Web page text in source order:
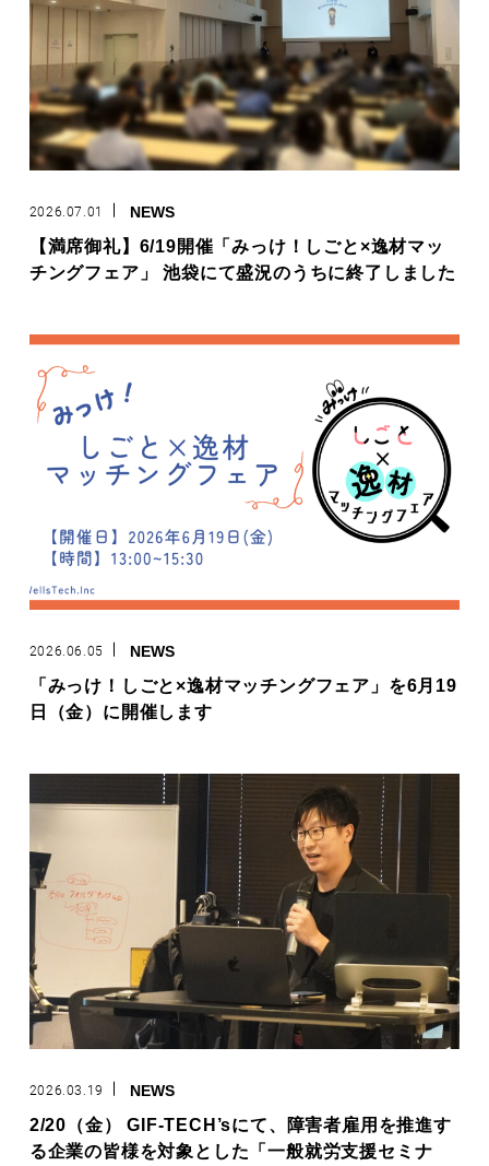
ビジョン
事業内容
ニュース
採用情報
お問い合わせ
X
COMPANY
PRIVACY POLICY
2026.07.01 NEWS
【満席御礼】6/19開催「みっけ！しごと×逸材マッ
チングフェア」 池袋にて盛況のうちに終了しました
2026.06.05 NEWS
「みっけ！しごと×逸材マッチングフェア」を6月19
日（金）に開催します
2026.03.19 NEWS
2/20（金） GIF-TECH’sにて、障害者雇用を推進す
る企業の皆様を対象とした「一般就労支援セミナ